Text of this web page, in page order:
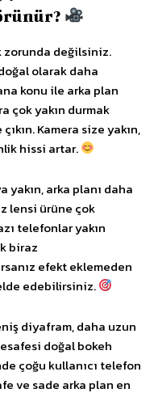
değilsiniz.
olarak daha
konu ile arka plan
çok yakın durmak
Kamera size yakın,
hissi artar.
arka planı daha
lensi ürüne çok
telefonlar yakın
biraz
efekt eklemeden
edebilirsiniz.
diyafram, daha uzun
doğal bokeh
çoğu kullanıcı telefon
ve sade arka plan en